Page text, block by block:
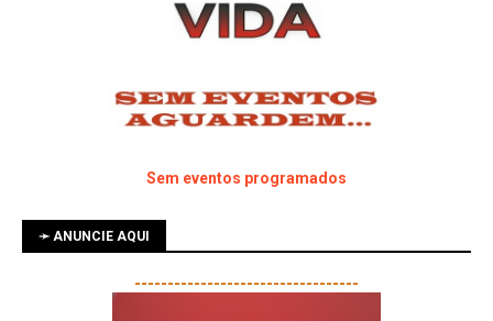
Sem eventos programados
➛ ANUNCIE AQUI
----------------------------------